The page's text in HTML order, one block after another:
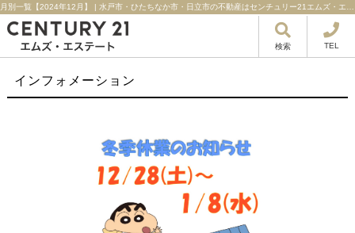
検索 TEL
インフォメーション